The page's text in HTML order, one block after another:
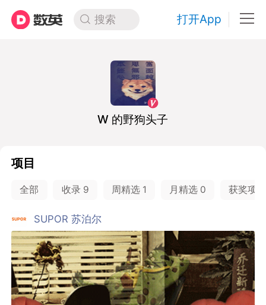
搜索 打开App
W 的野狗头子
项目
全部 收录 9 周精选 1 月精选 0 获奖项
SUPOR 苏泊尔